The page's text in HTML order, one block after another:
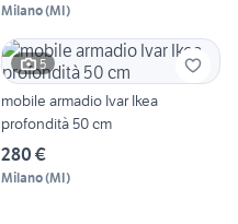
Milano(MI)
5
mobile armadio Ivar Ikea
profondità 50 cm
280 €
Milano(MI)